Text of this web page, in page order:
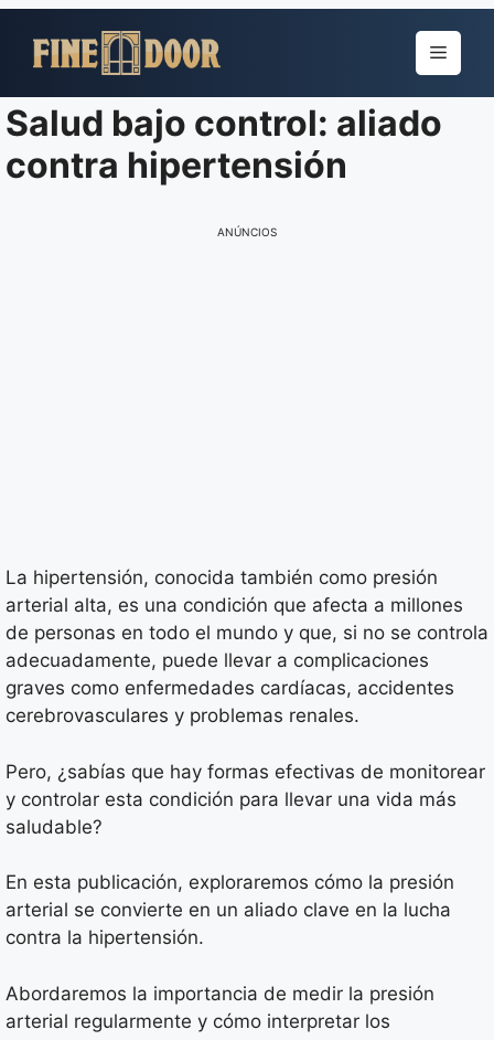
para
conteúdo
Menu
Salud bajo control: aliado
contra hipertensión
ANÚNCIOS
La hipertensión, conocida también como presión
arterial alta, es una condición que afecta a millones
de personas en todo el mundo y que, si no se controla
adecuadamente, puede llevar a complicaciones
graves como enfermedades cardíacas, accidentes
cerebrovasculares y problemas renales.
Pero, ¿sabías que hay formas efectivas de monitorear
y controlar esta condición para llevar una vida más
saludable?
En esta publicación, exploraremos cómo la presión
arterial se convierte en un aliado clave en la lucha
contra la hipertensión.
Abordaremos la importancia de medir la presión
arterial regularmente y cómo interpretar los